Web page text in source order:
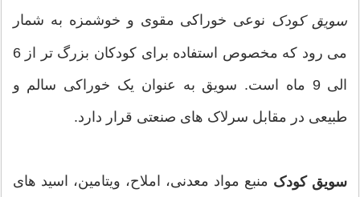
سویق کودک نوعی خوراکی مقوی و خوشمزه به شمار
می رود که مخصوص استفاده برای کودکان بزرگ تر از 6
الی 9 ماه است. سویق به عنوان یک خوراکی سالم و
طبیعی در مقابل سرلاک های صنعتی قرار دارد.
سویق کودک منبع مواد معدنی، املاح، ویتامین، اسید های